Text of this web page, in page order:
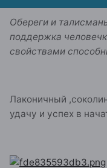
Обереги и
поддержка
свойствами
Лаконичный
удачу и успех в